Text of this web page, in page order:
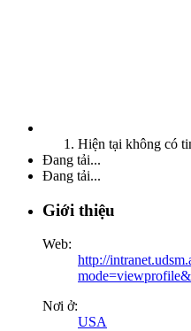
Hiện tại không có
Đang tải...
Đang tải...
Giới thiệu
Web:
http://
Nơi ở:
USA